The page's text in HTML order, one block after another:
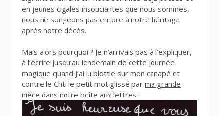
en jeunes cigales insouciantes que nous sommes,
nous ne songeons pas encore à notre héritage
après notre décès.
Mais alors pourquoi ? Je n’arrivais pas à l’expliquer,
à l’écrire jusqu’au lendemain de cette journée
magique quand j’ai lu blottie sur mon canapé et
contre le Chti le petit mot glissé par ma grande
nièce dans notre boîte aux lettres :